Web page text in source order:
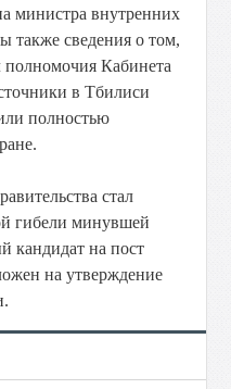
министра внутренних
также сведения о том,
полномочия Кабинета
в Тбилиси
полностью
стал
гибели минувшей
кандидат на пост
на утверждение